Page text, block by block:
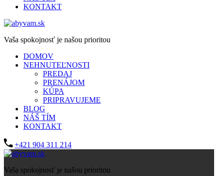
KONTAKT
Vaša spokojnosť je našou prioritou
DOMOV
NEHNUTEĽNOSTI
PREDAJ
PRENÁJOM
KÚPA
PRIPRAVUJEME
BLOG
NÁŠ TÍM
KONTAKT
+421 904 311 214
Vaša spokojnosť je našou prioritou